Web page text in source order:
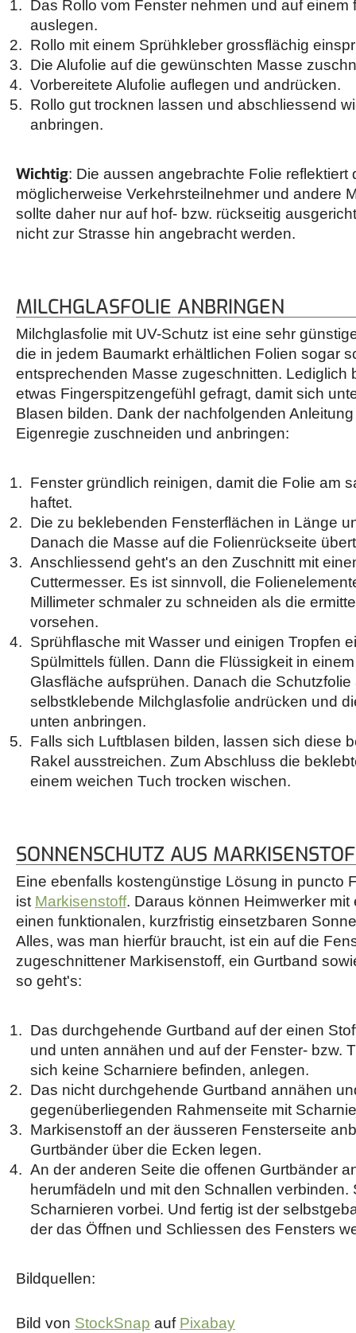
Das Rollo vom Fenster nehmen und auf einem
auslegen.
Rollo mit einem Sprühkleber grossflächig
Die Alufolie auf die gewünschten Masse
Vorbereitete Alufolie auflegen und andrücken.
Rollo gut trocknen lassen und abschliessend
anbringen.
Wichtig: Die aussen angebrachte Folie reflektiert
möglicherweise Verkehrsteilnehmer und andere
sollte daher nur auf hof- bzw. rückseitig
nicht zur Strasse hin angebracht werden.
MILCHGLASFOLIE ANBRINGEN
Milchglasfolie mit UV-Schutz ist eine sehr
die in jedem Baumarkt erhältlichen Folien sogar
entsprechenden Masse zugeschnitten. Lediglich
etwas Fingerspitzengefühl gefragt, damit sich
Blasen bilden. Dank der nachfolgenden
Eigenregie zuschneiden und anbringen:
Fenster gründlich reinigen, damit die Folie am
haftet.
Die zu beklebenden Fensterflächen in Länge
Danach die Masse auf die Folienrückseite
Anschliessend geht's an den Zuschnitt mit
Cuttermesser. Es ist sinnvoll, die
Millimeter schmaler zu schneiden als die
vorsehen.
Sprühflasche mit Wasser und einigen Tropfen
Spülmittels füllen. Dann die Flüssigkeit in
Glasfläche aufsprühen. Danach die
selbstklebende Milchglasfolie andrücken und
unten anbringen.
Falls sich Luftblasen bilden, lassen sich diese
Rakel ausstreichen. Zum Abschluss die
einem weichen Tuch trocken wischen.
SONNENSCHUTZ AUS
Eine ebenfalls kostengünstige Lösung in puncto
ist Markisenstoff. Daraus können Heimwerker
einen funktionalen, kurzfristig einsetzbaren
Alles, was man hierfür braucht, ist ein auf die
zugeschnittener Markisenstoff, ein Gurtband
so geht's:
Das durchgehende Gurtband auf der einen
und unten annähen und auf der Fenster- bzw.
sich keine Scharniere befinden, anlegen.
Das nicht durchgehende Gurtband annähen
gegenüberliegenden Rahmenseite mit
Markisenstoff an der äusseren Fensterseite
Gurtbänder über die Ecken legen.
An der anderen Seite die offenen Gurtbänder
herumfädeln und mit den Schnallen verbinden.
Scharnieren vorbei. Und fertig ist der
der das Öffnen und Schliessen des Fensters
Bildquellen:
Bild von StockSnap auf Pixabay